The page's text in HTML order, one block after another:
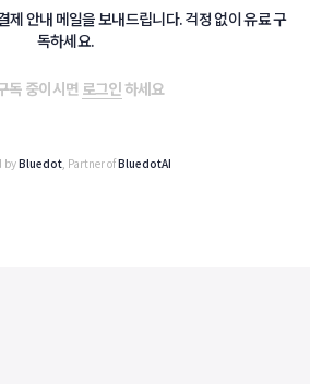
제 안내 메일을 보내드립니다. 걱정 없이 유료 구
독하세요.
독 중이시면 로그인하세요
byBluedot , Partner ofBluedotAI